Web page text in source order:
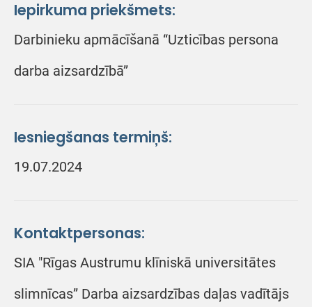
Iepirkuma priekšmets:
Darbinieku apmācīšanā “Uzticības persona
darba aizsardzībā”
Iesniegšanas termiņš:
19.07.2024
Kontaktpersonas:
SIA "Rīgas Austrumu klīniskā universitātes
slimnīcas” Darba aizsardzības daļas vadītājs